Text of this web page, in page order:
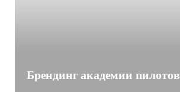
Брендинг академии пилотов